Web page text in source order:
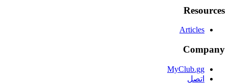
Resources
Articles
Company
MyClub.gg
اتصل